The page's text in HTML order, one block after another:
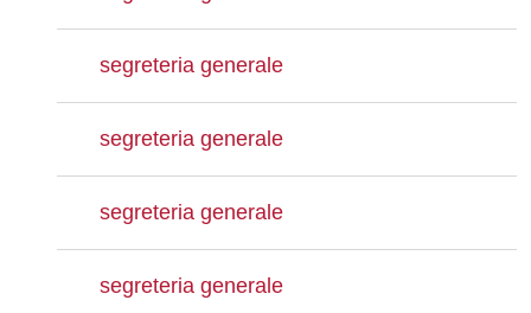
segreteria generale
segreteria generale
segreteria generale
segreteria generale